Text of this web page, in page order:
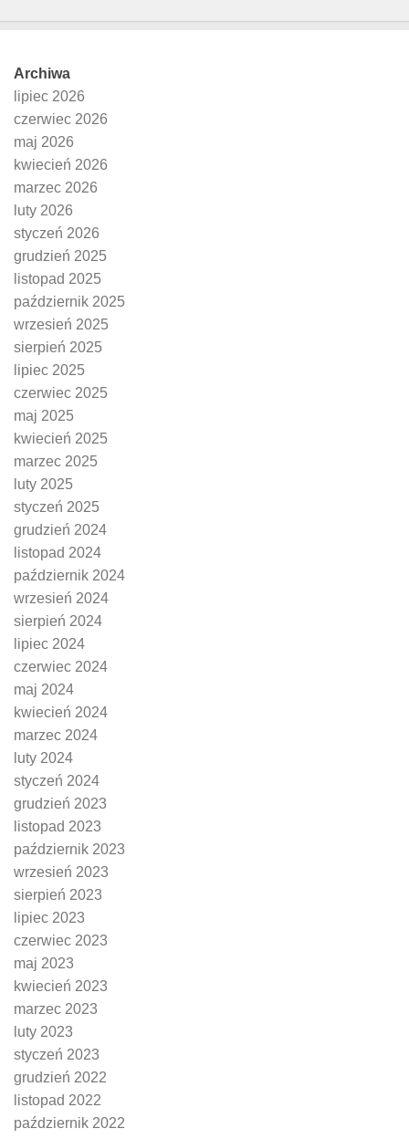
Archiwa
lipiec 2026
czerwiec 2026
maj 2026
kwiecień 2026
marzec 2026
luty 2026
styczeń 2026
grudzień 2025
listopad 2025
październik 2025
wrzesień 2025
sierpień 2025
lipiec 2025
czerwiec 2025
maj 2025
kwiecień 2025
marzec 2025
luty 2025
styczeń 2025
grudzień 2024
listopad 2024
październik 2024
wrzesień 2024
sierpień 2024
lipiec 2024
czerwiec 2024
maj 2024
kwiecień 2024
marzec 2024
luty 2024
styczeń 2024
grudzień 2023
listopad 2023
październik 2023
wrzesień 2023
sierpień 2023
lipiec 2023
czerwiec 2023
maj 2023
kwiecień 2023
marzec 2023
luty 2023
styczeń 2023
grudzień 2022
listopad 2022
październik 2022